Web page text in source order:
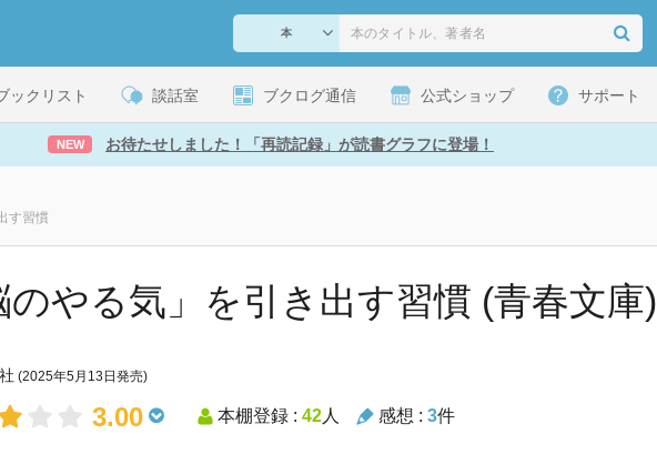
ックリスト 談話室 ブクログ通信 公式ショップ サポート
NEW お待たせしました！「再読記録」が読書グラフに登場！
す習慣
のやる気」を引き出す習慣 (青春文庫)
(2025年5月13日発売)
3.00 本棚登録 : 42人 感想 : 3件